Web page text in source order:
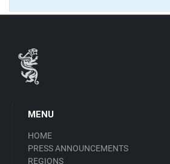
MENU
HOME
PRESS ANNOUNCEMENTS
REGIONS